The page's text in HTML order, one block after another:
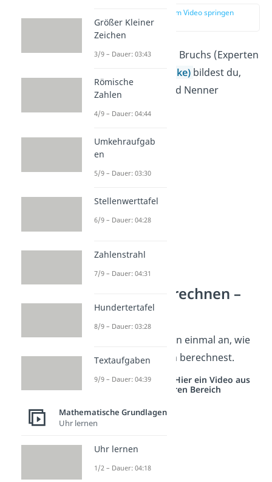
zur Stelle im Video springen
(00:14)
Den Kehrwert eines Bruchs (Experten
Reziproke) bildest du,
indem du Zähler und Nenner
vertauschst.
Kehrwert berechnen –
Beispiele
Schauen wir uns nun einmal an, wie
du einen Kehrbruch berechnest.
Studyflix vernetzt: Hier ein Video aus
einem anderen Bereich
Größer Kleiner
Zeichen
3/9 – Dauer: 03:43
Römische
Zahlen
4/9 – Dauer: 04:44
Umkehraufgab
en
5/9 – Dauer: 03:30
Stellenwerttafel
6/9 – Dauer: 04:28
Zahlenstrahl
7/9 – Dauer: 04:31
Hundertertafel
8/9 – Dauer: 03:28
Textaufgaben
9/9 – Dauer: 04:39
Mathematische Grundlagen
Uhr lernen
Uhr lernen
1/2 – Dauer: 04:18